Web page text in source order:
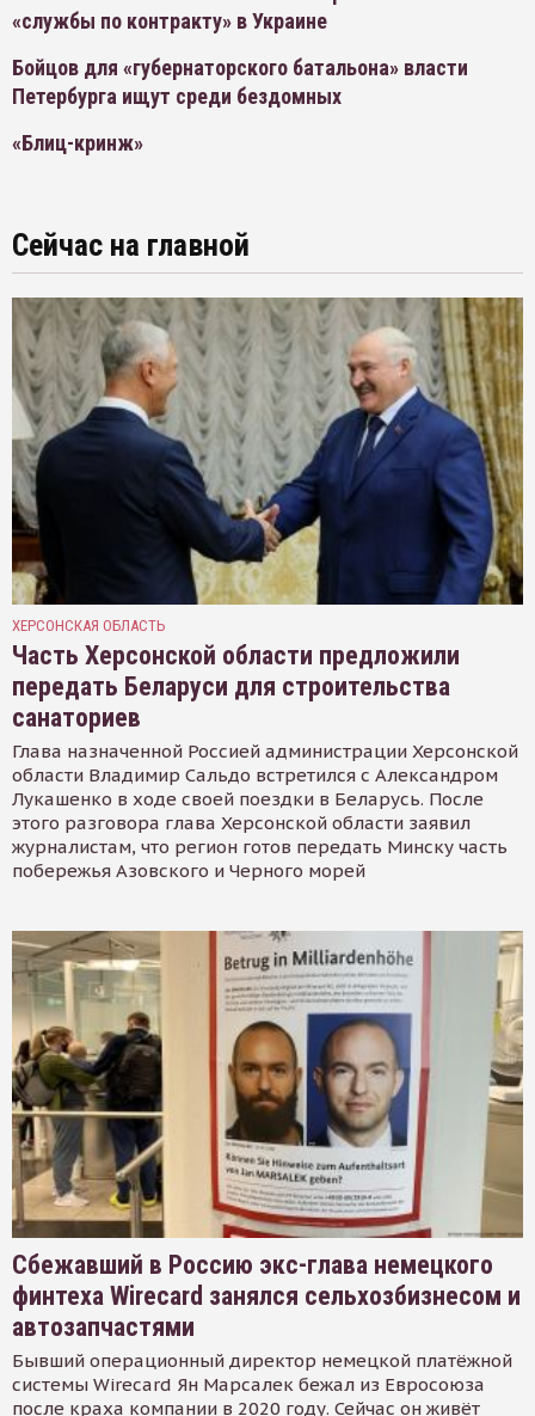
«службы по контракту» в Украине
Бойцов для «губернаторского батальона» власти
Петербурга ищут среди бездомных
«Блиц-кринж»
Сейчас на главной
ХЕРСОНСКАЯ ОБЛАСТЬ
Часть Херсонской области предложили
передать Беларуси для строительства
санаториев
Глава назначенной Россией администрации Херсонской
области Владимир Сальдо встретился с Александром
Лукашенко в ходе своей поездки в Беларусь. После
этого разговора глава Херсонской области заявил
журналистам, что регион готов передать Минску часть
побережья Азовского и Черного морей
Сбежавший в Россию экс-глава немецкого
финтеха Wirecard занялся сельхозбизнесом и
автозапчастями
Бывший операционный директор немецкой платёжной
системы Wirecard Ян Марсалек бежал из Евросоюза
после краха компании в 2020 году. Сейчас он живёт